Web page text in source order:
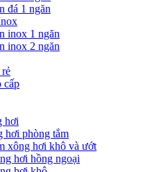
đá 1 ngăn
inox 1 ngăn
inox 2 ngăn
cấp
hơi
hơi phòng tắm
xông hơi khô và ướt
hơi hồng ngoại